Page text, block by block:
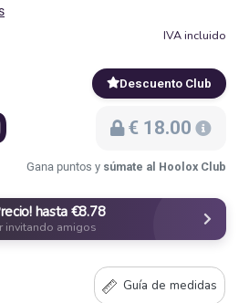
IVA incluido
Descuento Club
€ 18.00
Gana puntos y súmate al Hoolox Club
hasta €8.78
invitando amigos
Guía de medidas